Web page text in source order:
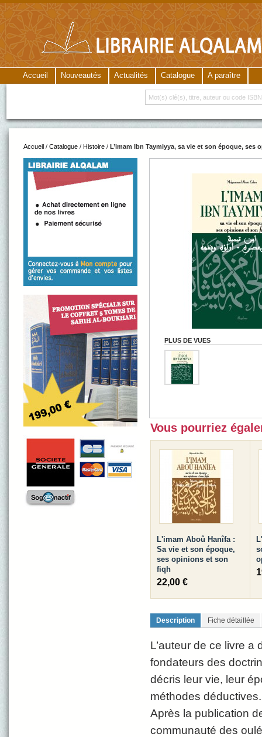
Accueil Nouveautés Actualités Catalogue A paraître
Accueil / Catalogue / Histoire / L’imam Ibn Taymiyya, sa vie et son époque, ses
PLUS DE VUES
Vous pourriez
L'imam Aboû Hanîfa :
Sa vie et son époque,
ses opinions et son
fiqh
22,00 €
Description Fiche détaillée
L’auteur de ce livre
fondateurs des
décris leur vie, leur
méthodes déductives.
Après la publication
communauté des